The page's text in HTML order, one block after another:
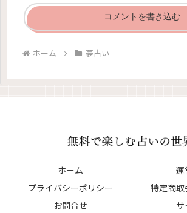
コメントを書き込む
ホーム 夢占い
ホーム
運
プライバシーポリシー
特定商
お問合せ